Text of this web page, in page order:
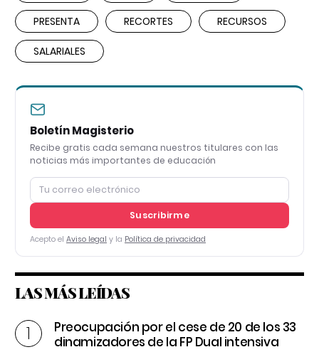
PRESENTA RECORTES RECURSOS
SALARIALES
Boletín Magisterio
Recibe gratis cada semana nuestros titulares con las
noticias más importantes de educación
Suscribirme
Acepto el Aviso legal y la Política de privacidad
LAS MÁS LEÍDAS
Preocupación por el cese de 20 de los 33
dinamizadores de la FP Dual intensiva